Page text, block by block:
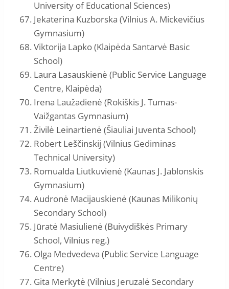
University of Educational Sciences)
Jekaterina Kuzborska (Vilnius A. Mickevičius
Gymnasium)
Viktorija Lapko (Klaipėda Santarvė Basic
School)
Laura Lasauskienė (Public Service Language
Centre, Klaipėda)
Irena Laužadienė (Rokiškis J. Tumas-
Vaižgantas Gymnasium)
Živilė Leinartienė (Šiauliai Juventa School)
Robert Leščinskij (Vilnius Gediminas
Technical University)
Romualda Liutkuvienė (Kaunas J. Jablonskis
Gymnasium)
Audronė Macijauskienė (Kaunas Milikonių
Secondary School)
Jūratė Masiulienė (Buivydiškės Primary
School, Vilnius reg.)
Olga Medvedeva (Public Service Language
Centre)
Gita Merkytė (Vilnius Jeruzalė Secondary